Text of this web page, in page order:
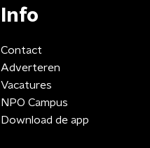
Info
Contact
Adverteren
Vacatures
NPO Campus
Download de app